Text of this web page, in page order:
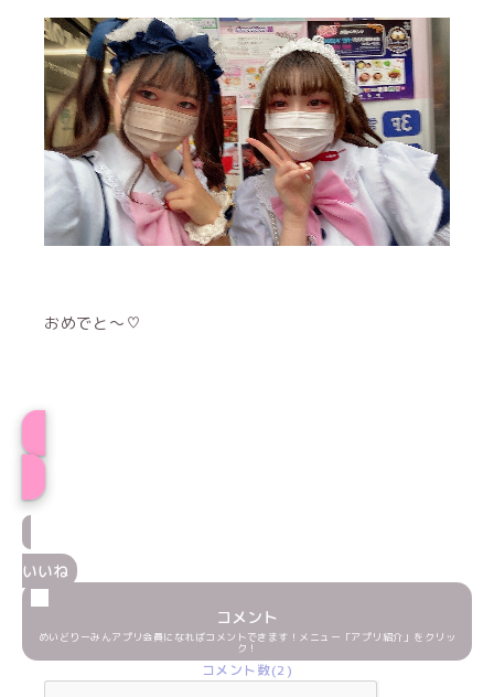
おめでと〜♡
いいね
コメント
めいどりーみんアプリ会員になればコメントできます！メニュー「アプリ紹介」をクリッ
ク！
コメント数(2)